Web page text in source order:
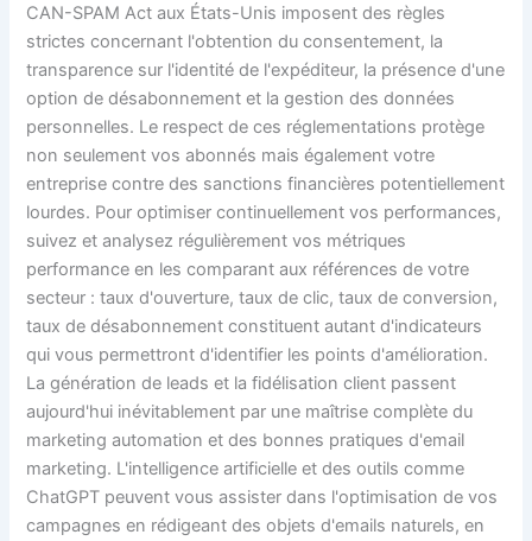
CAN-SPAM Act aux États-Unis imposent des règles
strictes concernant l'obtention du consentement, la
transparence sur l'identité de l'expéditeur, la présence d'une
option de désabonnement et la gestion des données
personnelles. Le respect de ces réglementations protège
non seulement vos abonnés mais également votre
entreprise contre des sanctions financières potentiellement
lourdes. Pour optimiser continuellement vos performances,
suivez et analysez régulièrement vos métriques
performance en les comparant aux références de votre
secteur : taux d'ouverture, taux de clic, taux de conversion,
taux de désabonnement constituent autant d'indicateurs
qui vous permettront d'identifier les points d'amélioration.
La génération de leads et la fidélisation client passent
aujourd'hui inévitablement par une maîtrise complète du
marketing automation et des bonnes pratiques d'email
marketing. L'intelligence artificielle et des outils comme
ChatGPT peuvent vous assister dans l'optimisation de vos
campagnes en rédigeant des objets d'emails naturels, en